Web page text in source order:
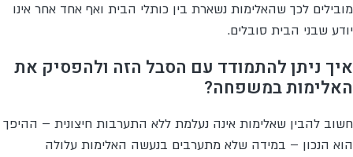
מובילים לכך שהאלימות נשארת בין כותלי הבית ואף אחד אחר אינו
יודע שבני הבית סובלים.
איך ניתן להתמודד עם הסבל הזה ולהפסיק את
האלימות במשפחה?
חשוב להבין שאלימות אינה נעלמת ללא התערבות חיצונית – ההיפך
הוא הנכון – במידה שלא מתערבים בנעשה האלימות עלולה